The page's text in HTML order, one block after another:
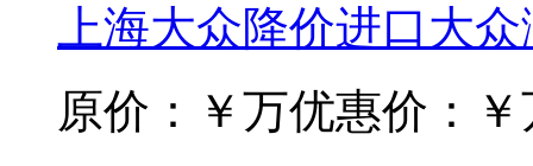
上海大众降价进口大
原价：￥万优惠价：￥